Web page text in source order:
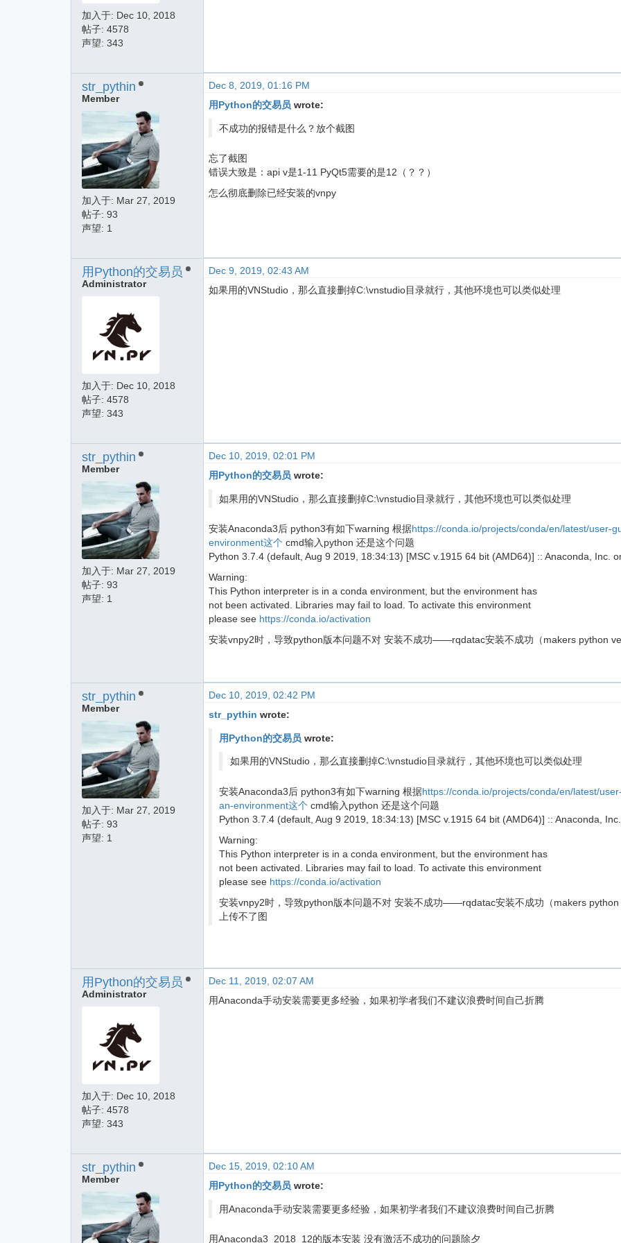
加入于: Dec 10, 2018
帖子: 4578
声望: 343
str_pythin
Member
加入于: Mar 27, 2019
帖子: 93
声望: 1
Dec 8, 2019, 01:16 PM
用Python的交易员 wrote:
不成功的报错是什么？放个截图
忘了截图
错误大致是：api v是1-11 PyQt5需要的是12（？？）
怎么彻底删除已经安装的vnpy
用Python的交易员
Administrator
加入于: Dec 10, 2018
帖子: 4578
声望: 343
Dec 9, 2019, 02:43 AM
如果用的VNStudio，那么直接删掉C:\vnstudio目录就行，其他环境也可以类似处理
str_pythin
Member
加入于: Mar 27, 2019
帖子: 93
声望: 1
Dec 10, 2019, 02:01 PM
用Python的交易员 wrote:
如果用的VNStudio，那么直接删掉C:\vnstudio目录就行，其他环境也可以类似处理
安装Anaconda3后 python3有如下warning 根据https://conda.io/projects/conda/en/latest/user-
environment这个 cmd输入python 还是这个问题
Python 3.7.4 (default, Aug 9 2019, 18:34:13) [MSC v.1915 64 bit (AMD64)] :: Anaconda, Inc.
Warning:
This Python interpreter is in a conda environment, but the environment has
not been activated. Libraries may fail to load. To activate this environment
please see https://conda.io/activation
安装vnpy2时，导致python版本问题不对 安装不成功——rqdatac安装不成功（makers python
str_pythin
Member
加入于: Mar 27, 2019
帖子: 93
声望: 1
Dec 10, 2019, 02:42 PM
str_pythin wrote:
用Python的交易员 wrote:
如果用的VNStudio，那么直接删掉C:\vnstudio目录就行，其他环境也可以类似处理
安装Anaconda3后 python3有如下warning 根据https://conda.io/projects/conda/en/latest/
an-environment这个 cmd输入python 还是这个问题
Python 3.7.4 (default, Aug 9 2019, 18:34:13) [MSC v.1915 64 bit (AMD64)] :: Anaconda,
Warning:
This Python interpreter is in a conda environment, but the environment has
not been activated. Libraries may fail to load. To activate this environment
please see https://conda.io/activation
安装vnpy2时，导致python版本问题不对 安装不成功——rqdatac安装不成功（makers python
上传不了图
用Python的交易员
Administrator
加入于: Dec 10, 2018
帖子: 4578
声望: 343
Dec 11, 2019, 02:07 AM
用Anaconda手动安装需要更多经验，如果初学者我们不建议浪费时间自己折腾
str_pythin
Member
Dec 15, 2019, 02:10 AM
用Python的交易员 wrote:
用Anaconda手动安装需要更多经验，如果初学者我们不建议浪费时间自己折腾
用Anaconda3_2018_12的版本安装 没有激活不成功的问题除夕